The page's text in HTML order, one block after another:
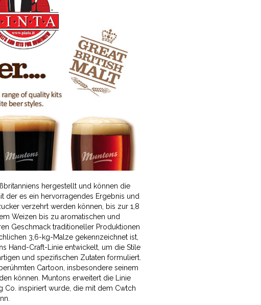
hergestellt und können die
der es ein hervorragendes Ergebnis und
verzehrt werden können, bis zur 1,8
Weizen bis zu aromatischen und
Geschmack traditioneller Produktionen
3,6-kg-Malze gekennzeichnet ist,
Hand-Craft-Linie entwickelt, um die Stile
und spezifischen Zutaten formuliert.
Cartoon, insbesondere seinem
können. Muntons erweitert die Linie
Co. inspiriert wurde, die mit dem Cwtch